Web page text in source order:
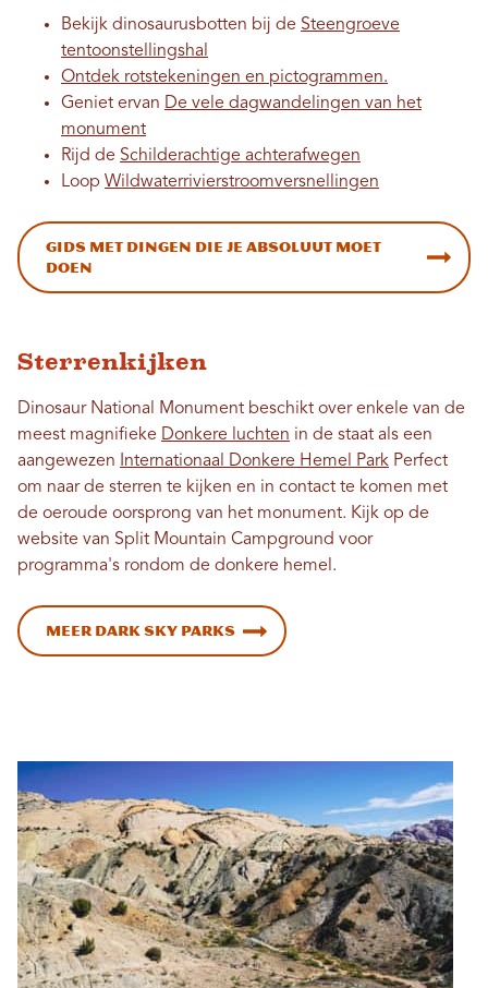
Bekijk dinosaurusbotten bij de Steengroeve
tentoonstellingshal
Ontdek rotstekeningen en pictogrammen.
Geniet ervan De vele dagwandelingen van het
monument
Rijd de Schilderachtige achterafwegen
Loop Wildwaterrivierstroomversnellingen
Gids met dingen die je absoluut moet
doen
Sterrenkijken
Dinosaur National Monument beschikt over enkele van de
meest magnifieke Donkere luchten in de staat als een
aangewezen
Internationaal Donkere Hemel Park Perfect
om naar de sterren te kijken en in contact te komen met
de oeroude oorsprong van het monument. Kijk op de
website van Split Mountain Campground voor
programma's rondom de donkere hemel.
Meer Dark Sky Parks